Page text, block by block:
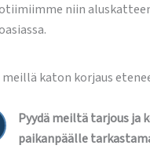
niin aluskatteen
meillä katon korjaus
Pyydä meiltä tarjous ja
paikanpäälle